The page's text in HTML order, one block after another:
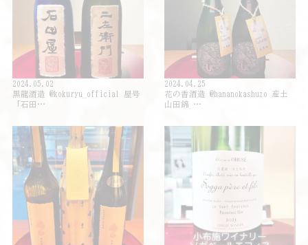
2024.05.02
黒龍酒造 @kokuryu_official 屋号
「石田…
2024.04.25
花の香酒造 @hananokashuzo 産土
山田錦 …